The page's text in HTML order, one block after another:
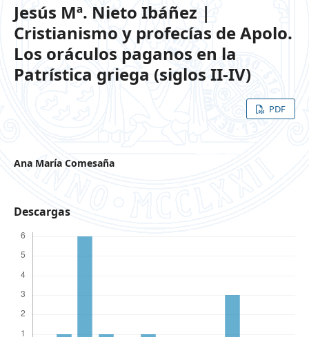
Jesús Mª. Nieto Ibáñez |
Cristianismo y profecías de Apolo.
Los oráculos paganos en la
Patrística griega (siglos II-IV)
PDF
Ana María Comesaña
Descargas